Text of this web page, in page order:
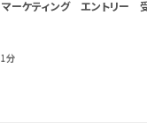
マーケティング エントリー
1分